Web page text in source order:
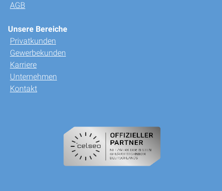
AGB
Unsere Bereiche
Privatkunden
Gewerbekunden
Karriere
Unternehmen
Kontakt